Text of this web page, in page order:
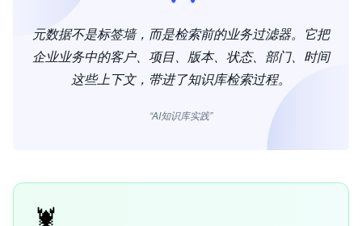
元数据不是标签墙，而是检索前的业务过滤器。它把
企业业务中的客户、项目、版本、状态、部门、时间
这些上下文，带进了知识库检索过程。
“AI知识库实践”
🦞